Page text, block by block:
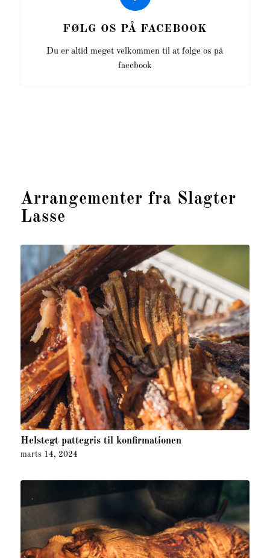
FØLG OS PÅ FACEBOOK
Du er altid meget velkommen til at følge os på
facebook
Arrangementer fra Slagter
Lasse
Helstegt pattegris til konfirmationen
marts 14, 2024